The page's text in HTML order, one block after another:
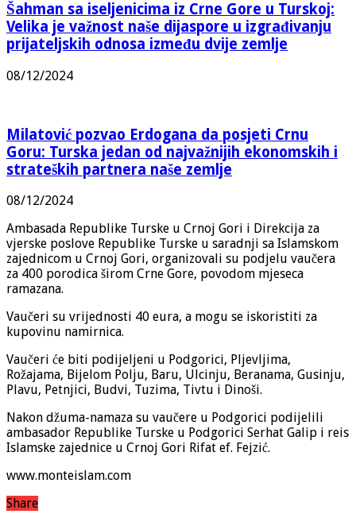
Šahman sa iseljenicima iz Crne Gore u Turskoj:
Velika je važnost naše dijaspore u izgrađivanju
prijateljskih odnosa između dvije zemlje
08/12/2024
Milatović pozvao Erdogana da posjeti Crnu
Goru: Turska jedan od najvažnijih ekonomskih i
strateških partnera naše zemlje
08/12/2024
Ambasada Republike Turske u Crnoj Gori i Direkcija za
vjerske poslove Republike Turske u saradnji sa Islamskom
zajednicom u Crnoj Gori, organizovali su podjelu vaučera
za 400 porodica širom Crne Gore, povodom mjeseca
ramazana.
Vaučeri su vrijednosti 40 eura, a mogu se iskoristiti za
kupovinu namirnica.
Vaučeri će biti podijeljeni u Podgorici, Pljevljima,
Rožajama, Bijelom Polju, Baru, Ulcinju, Beranama, Gusinju,
Plavu, Petnjici, Budvi, Tuzima, Tivtu i Dinoši.
Nakon džuma-namaza su vaučere u Podgorici podijelili
ambasador Republike Turske u Podgorici Serhat Galip i reis
Islamske zajednice u Crnoj Gori Rifat ef. Fejzić.
www.monteislam.com
Share